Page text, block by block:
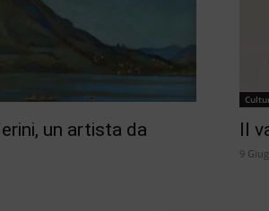
un artista da
Il
9